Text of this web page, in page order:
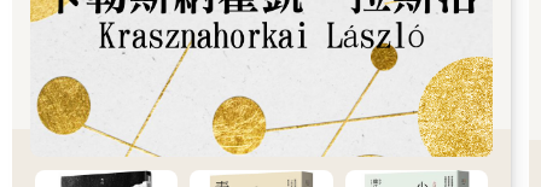
內供所期待的，弟子開始極力相勸，而最後內供也順理成章，決
定聽從弟子的熱心勸告。
那個方法非常簡單，只要先用熱水燙鼻子，然後讓人踩一踩即
可。
要熱水的話，寺裡的澡堂每天都有燒。於是，弟子馬上用提子從
澡堂裝來一壺燙到手指伸不進去的熱水。可是，要是直接把鼻子
伸進去，臉恐怕會被冒出來的蒸氣燙傷。所以，他就在折敷上開